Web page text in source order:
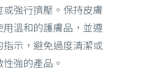
強行擠壓。保持皮膚
用溫和的護膚品，並遵
指示，避免過度清潔或
強的產品。